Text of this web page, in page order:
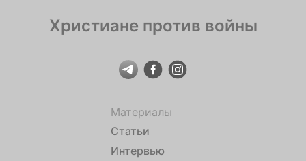
Христиане против войны
Материалы
Статьи
Интервью